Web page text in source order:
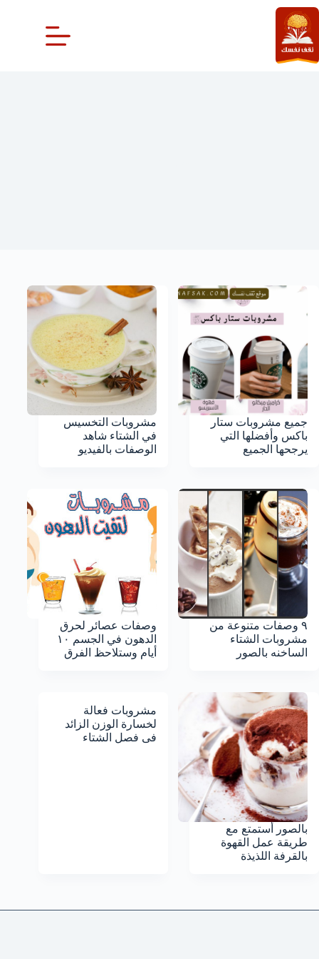
التجاوز
إلى
المحتوى
جميع مشروبات ستار
باكس وأفضلها التي
يرجحها الجميع
مشروبات التخسيس
في الشتاء شاهد
الوصفات بالفيديو
٩ وصفات متنوعة من
مشروبات الشتاء
الساخنه بالصور
وصفات عصائر لحرق
الدهون في الجسم ١٠
أيام وستلاحظ الفرق
بالصور أستمتع مع
طريقة عمل القهوة
بالقرفة اللذيذة
مشروبات فعالة
لخسارة الوزن الزائد
فى فصل الشتاء